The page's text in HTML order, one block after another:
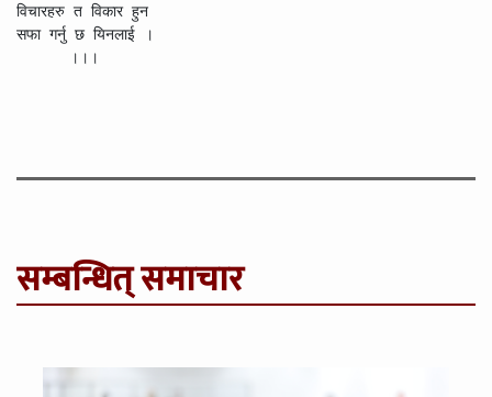
विचारहरु त विकार हुन
सफा गर्नु छ यिनलाई ।
।।।
सम्बन्धित् समाचार